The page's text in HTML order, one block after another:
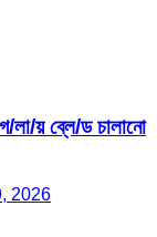
লা/য় ব্লে/ড চালানো
2026